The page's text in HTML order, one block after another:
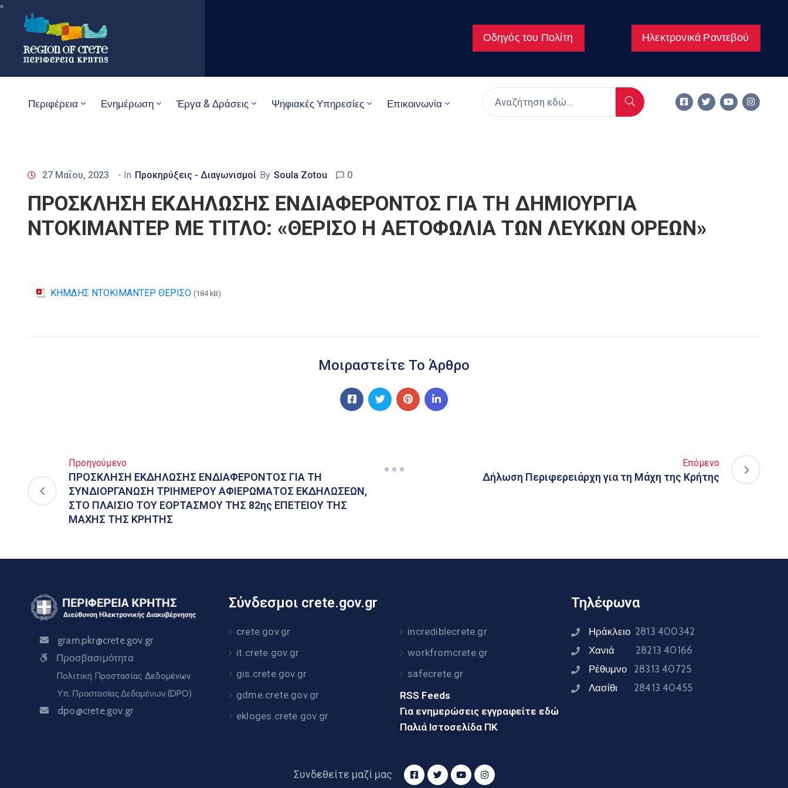
Οδηγός του Πολίτη Ηλεκτρονικά Ραντεβού
Περιφέρεια Ενημέρωση Έργα & Δράσεις Ψηφιακές Υπηρεσίες Επικοινωνία
27 Μαΐου, 2023 - In Προκηρύξεις - Διαγωνισμοί By Soula Zotou 0
ΠΡΟΣΚΛΗΣΗ ΕΚΔΗΛΩΣΗΣ ΕΝΔΙΑΦΕΡΟΝΤΟΣ ΓΙΑ ΤΗ ΔΗΜΙΟΥΡΓΙΑ
ΝΤΟΚΙΜΑΝΤΕΡ ΜΕ ΤΙΤΛΟ: «ΘΕΡΙΣΟ Η ΑΕΤΟΦΩΛΙΑ ΤΩΝ ΛΕΥΚΩΝ ΟΡΕΩΝ»
ΚΗΜΔΗΣ ΝΤΟΚΙΜΑΝΤΕΡ ΘΕΡΙΣΟ (184 kB)
Μοιραστείτε Το Άρθρο
Προηγούμενο
ΠΡΟΣΚΛΗΣΗ ΕΚΔΗΛΩΣΗΣ ΕΝΔΙΑΦΕΡΟΝΤΟΣ ΓΙΑ ΤΗ
ΣΥΝΔΙΟΡΓΑΝΩΣΗ ΤΡΙΗΜΕΡΟΥ ΑΦΙΕΡΩΜΑΤΟΣ ΕΚΔΗΛΩΣΕΩΝ,
ΣΤΟ ΠΛΑΙΣΙΟ ΤΟΥ ΕΟΡΤΑΣΜΟΥ ΤΗΣ 82ης ΕΠΕΤΕΙΟΥ ΤΗΣ
ΜΑΧΗΣ ΤΗΣ ΚΡΗΤΗΣ
Επόμενο
Δήλωση Περιφερειάρχη για τη Μάχη της Κρήτης
gram.pkr@crete.gov.gr
Προσβασιμότητα
Πολιτική Προστασίας Δεδομένων
Υπ. Προστασίας Δεδομένων (DPO)
dpo@crete.gov.gr
Σύνδεσμοι crete.gov.gr
crete.gov.gr
it.crete.gov.gr
gis.crete.gov.gr
gdme.crete.gov.gr
ekloges.crete.gov.gr
incrediblecrete.gr
workfromcrete.gr
safecrete.gr
RSS Feeds
Για ενημερώσεις εγγραφείτε εδώ
Παλιά Ιστοσελίδα ΠΚ
Τηλέφωνα
Ηράκλειο 2813 400342
Χανιά 28213 40166
Ρέθυμνο 28313 40725
Λασίθι 28413 40455
Συνδεθείτε μαζί μας